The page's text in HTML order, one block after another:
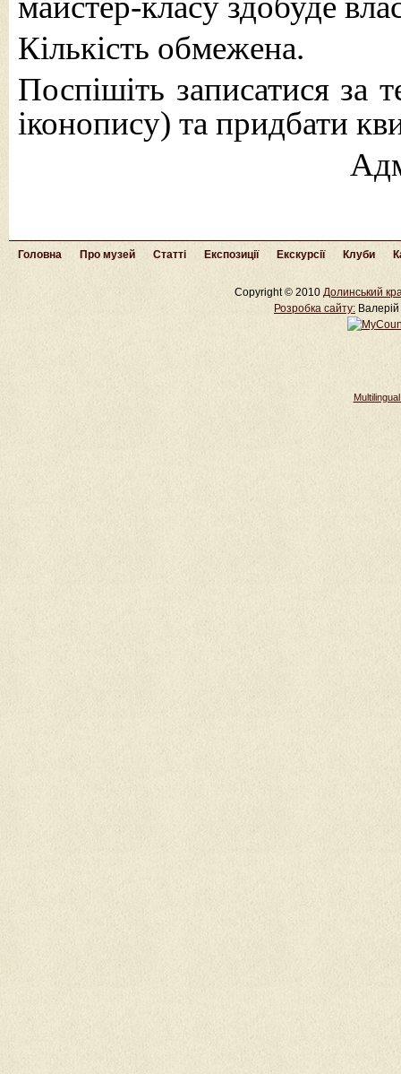
Кількість обмежена.
Поспішіть записатися за
іконопису) та придбати
Головна Про музей Статті Експозиції Екскурсії Клуби
Copyright © 2010 Долинський
Розробка cайту: